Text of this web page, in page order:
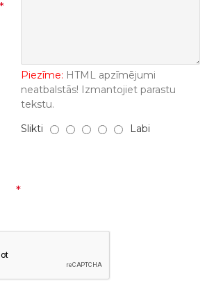
Piezīme: HTML apzīmējumi
neatbalstās! Izmantojiet parastu
tekstu.
Slikti Labi